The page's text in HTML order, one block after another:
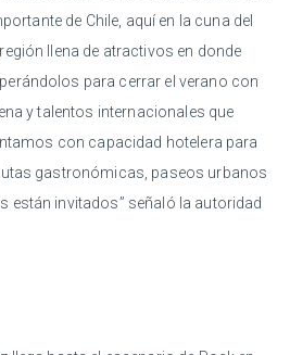
de Chile, aquí en la cuna del
llena de atractivos en donde
para cerrar el verano con
y talentos internacionales que
con capacidad hotelera para
gastronómicas, paseos urbanos
están invitados” señaló la autoridad